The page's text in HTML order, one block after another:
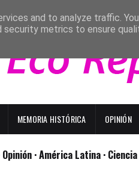
MEMORIA HISTÓRICA OPINIÓN
Opinión · América Latina · Ciencia
and to analyze traffic.
metrics to ensure